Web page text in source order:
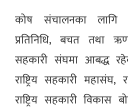
कोष संचालनका लागि
प्रतिनिधि, बचत तथा
सहकारी संघमा आबद्ध
राष्ट्रिय सहकारी महासंघ,
राष्ट्रिय सहकारी विकास